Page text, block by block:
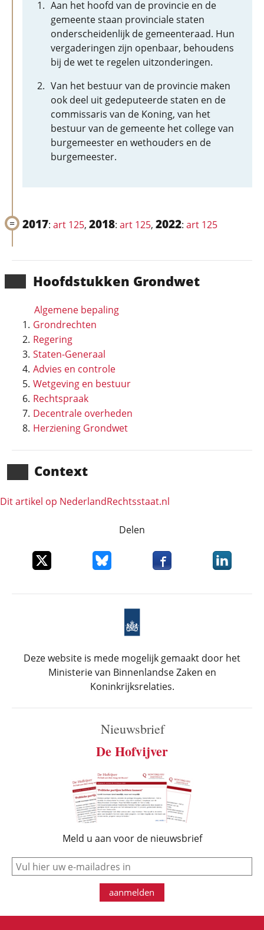
Hoofd­stukken Grondwet
Algemene bepaling
Grondrechten
Regering
Staten-Generaal
Advies en controle
Wetgeving en bestuur
Rechtspraak
Decentrale overheden
Herziening Grondwet
Context
Dit artikel op NederlandRechts­staat.nl
Aan het hoofd van de provincie en de
gemeente staan provinciale staten
onderscheidenlijk de gemeenteraad. Hun
vergaderingen zijn openbaar, behoudens
bij de wet te regelen uitzonderingen.
Van het bestuur van de provincie maken
ook deel uit gedeputeerde staten en de
commissaris van de Koning, van het
bestuur van de gemeente het college van
burgemeester en wethouders en de
burgemeester.
2017: art 125, 2018: art 125, 2022: art 125
Delen
Deel dit item op XDeel dit item op Bluesky
Deel dit item opDeel dit
Deze website is mede mogelijk gemaakt door het
Ministerie van Binnenlandse Zaken en
Koninkrijksrelaties.
Nieuwsbrief
De Hofvijver
Meld u aan voor de nieuwsbrief
e-mail
aanmelden